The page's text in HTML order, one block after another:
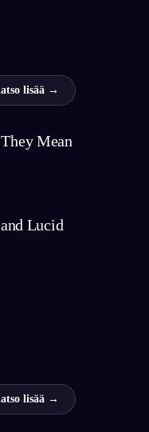
lisää →
Mean
Lucid
lisää →